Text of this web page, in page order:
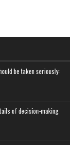
be taken seriously:
of decision-making